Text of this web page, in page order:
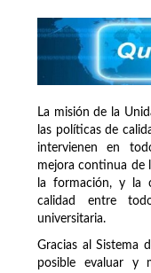
La misión de la
las políticas de
intervienen en
mejora continua de
la formación, y la
calidad entre
universitaria.
Gracias al Sistema
posible evaluar y